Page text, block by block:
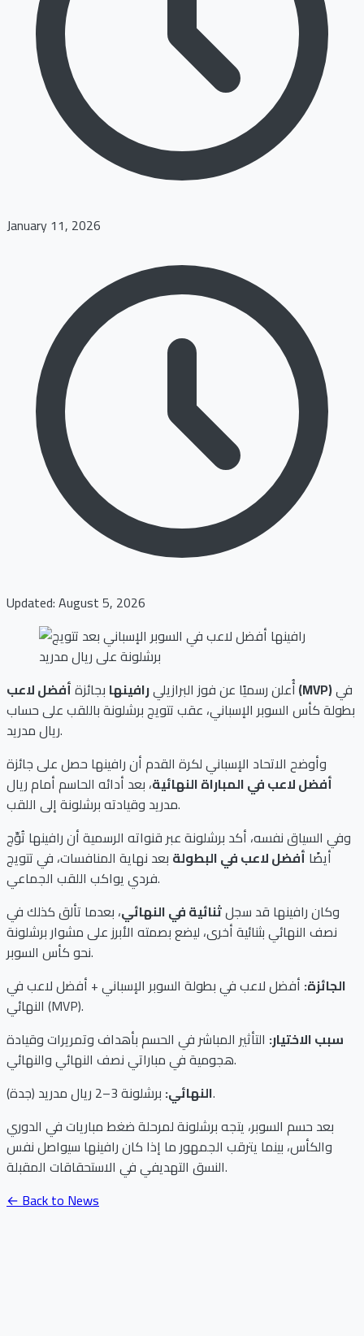
January 11, 2026
Updated: August 5, 2026
أُعلن رسميًا عن فوز البرازيليرافينها بجائزة أفضل لاعب (MVP)
بطولة كأس السوبر الإسباني، عقب تتويج برشلونة باللقب على حساب
ريال مدريد.
وأوضح الاتحاد الإسباني لكرة القدم أن رافينها حصل على جائزة
أفضل لاعب في المباراة النهائية، بعد أدائه الحاسم أمام ريال
مدريد وقيادته برشلونة إلى اللقب.
وفي السياق نفسه، أكد برشلونة عبر قنواته الرسمية أن رافينها تُوِّج
أيضًا أفضل لاعب في البطولة بعد نهاية المنافسات، في تتويج
فردي يواكب اللقب الجماعي.
وكان رافينها قد سجلثنائية في النهائي، بعدما تألق كذلك في
نصف النهائي بثنائية أخرى، ليضع بصمته الأبرز على مشوار برشلونة
نحو كأس السوبر.
الجائزة: أفضل لاعب في بطولة السوبر الإسباني + أفضل لاعب في
النهائي (MVP).
سبب الاختيار: التأثير المباشر في الحسم بأهداف وتمريرات وقيادة
هجومية في مباراتي نصف النهائي والنهائي.
النهائي:برشلونة 3–2 ريال مدريد (جدة).
بعد حسم السوبر، يتجه برشلونة لمرحلة ضغط مباريات في الدوري
والكأس، بينما يترقب الجمهور ما إذا كان رافينها سيواصل نفس
النسق التهديفي في الاستحقاقات المقبلة.
← Back to News